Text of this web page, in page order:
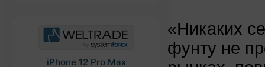
iPhone 12 Pro Max
«Никаких
фунту не